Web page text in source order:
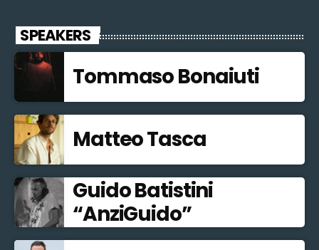
SPEAKERS
Tommaso Bonaiuti
Matteo Tasca
Guido Batistini
“AnziGuido”